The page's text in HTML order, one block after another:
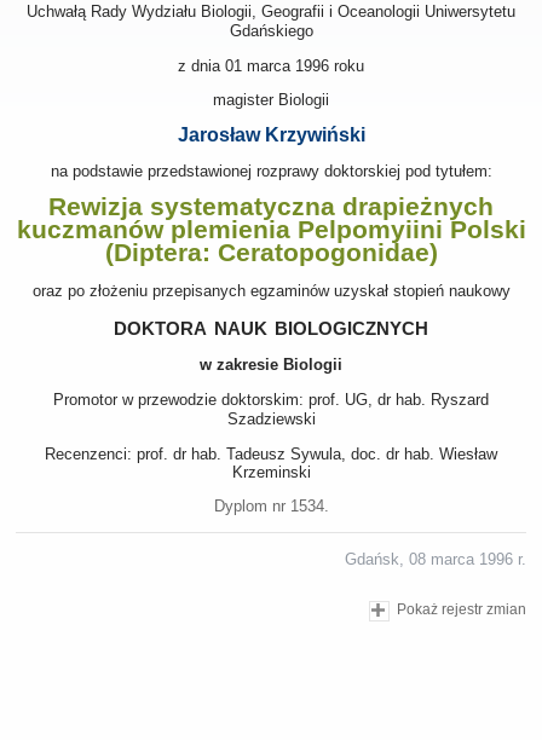
Uchwałą Rady Wydziału Biologii, Geografii i Oceanologii Uniwersytetu
Gdańskiego
z dnia 01 marca 1996 roku
magister Biologii
Jarosław Krzywiński
na podstawie przedstawionej rozprawy doktorskiej pod tytułem:
Rewizja systematyczna drapieżnych
kuczmanów plemienia Pelpomyiini Polski
(Diptera: Ceratopogonidae)
oraz po złożeniu przepisanych egzaminów uzyskał stopień naukowy
doktora nauk biologicznych
w zakresie Biologii
Promotor w przewodzie doktorskim: prof. UG, dr hab. Ryszard
Szadziewski
Recenzenci: prof. dr hab. Tadeusz Sywula, doc. dr hab. Wiesław
Krzeminski
Dyplom nr 1534.
Gdańsk, 08 marca 1996 r.
Pokaż rejestr zmian